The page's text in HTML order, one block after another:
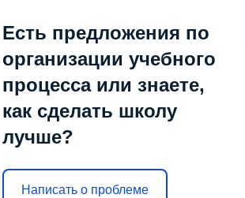
Есть предложения по
организации учебного
процесса или знаете,
как сделать школу
лучше?
Написать о проблеме